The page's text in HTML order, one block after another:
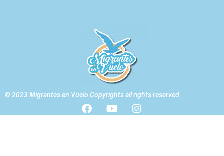
© 2023 Migrantes en Vuelo Copyrights all rights reserved.